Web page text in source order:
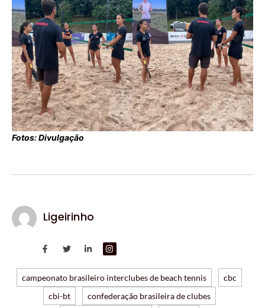
Fotos: Divulgação
Ligeirinho
campeonato brasileiro interclubes de beach tennis
cbc
cbi-bt
confederação brasileira de clubes